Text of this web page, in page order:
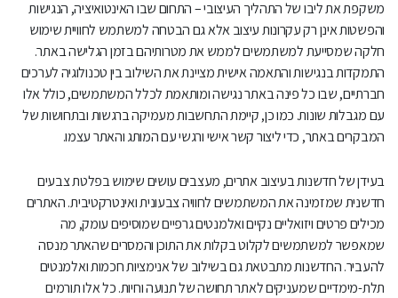
משקפת את ליבו של התהליך העיצובי – התחום שבו האינטואיציה, הנגישות
והפשטות אינן רק עקרונות עיצוב אלא גם הבטחה למשתמש לחוויית שימוש
חלקה שמסייעת למשתמשים לממש את מטרותיהם בזמן הגלישה באתר.
התמקדות בנגישות והתאמה אישית מציינת את השילוב בין טכנולוגיה לערכים
חברתיים, שבו כל פינה באתר נגישה ומותאמת לכלל המשתמשים, כולל אלו
עם מגבלות שונות. כמו כן, קיימת התחשבות מעמיקה ברגשות ובתחושות של
המבקרים באתר, כדי ליצור קשר אישי ורגשי עם המותג והאתר עצמו.
בעידן של חדשנות בעיצוב אתרים, מעצבים עושים שימוש בפלטת צבעים
חדשנית שמזמינה את המשתמשים לחוויה צבעונית ואינטרקטיבית. האתרים
מכילים פרטים ויזואליים נקיים ואלמנטים גרפיים שמוסיפים עומק, מה
שמאפשר למשתמשים לקלוט בקלות את התוכן והמסרים שהאתר מנסה
להעביר. החדשנות מתבטאת גם בשילוב של אנימציות חכמות ואלמנטים
תלת-מימדיים שמעניקים לאתר תחושה של תנועה וחיות. כל אלו תורמים